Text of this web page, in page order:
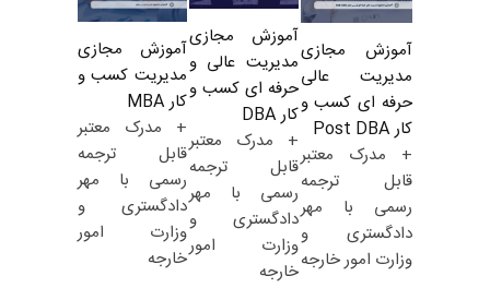
آموزش مجازی
مدیریت عالی
حرفه ای کسب و
کار Post DBA
+ مدرک معتبر
قابل ترجمه
رسمی با مهر
دادگستری و
وزارت امور خارجه
آموزش مجازی
مدیریت عالی و
حرفه ای کسب و
کار DBA
+ مدرک معتبر
قابل ترجمه
رسمی با مهر
دادگستری و
وزارت امور
خارجه
آموزش مجازی
مدیریت کسب و
کار MBA
+ مدرک معتبر
قابل ترجمه
رسمی با مهر
دادگستری و
وزارت امور
خارجه